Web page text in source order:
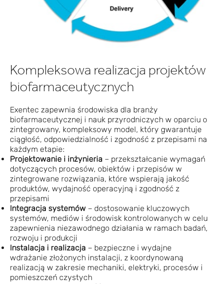
Kompleksowa realizacja projektów
biofarmaceutycznych
Exentec zapewnia środowiska dla branży
biofarmaceutycznej i nauk przyrodniczych w oparciu o
zintegrowany, kompleksowy model, który gwarantuje
ciągłość, odpowiedzialność i zgodność z przepisami na
każdym etapie:
Projektowanie i inżynieria – przekształcanie wymagań
dotyczących procesów, obiektów i przepisów w
zintegrowane rozwiązania, które wspierają jakość
produktów, wydajność operacyjną i zgodność z
przepisami
Integracja systemów – dostosowanie kluczowych
systemów, mediów i środowisk kontrolowanych w celu
zapewnienia niezawodnego działania w ramach badań,
rozwoju i produkcji
Instalacja i realizacja – bezpieczne i wydajne
wdrażanie złożonych instalacji, z koordynowaną
realizacją w zakresie mechaniki, elektryki, procesów i
pomieszczeń czystych